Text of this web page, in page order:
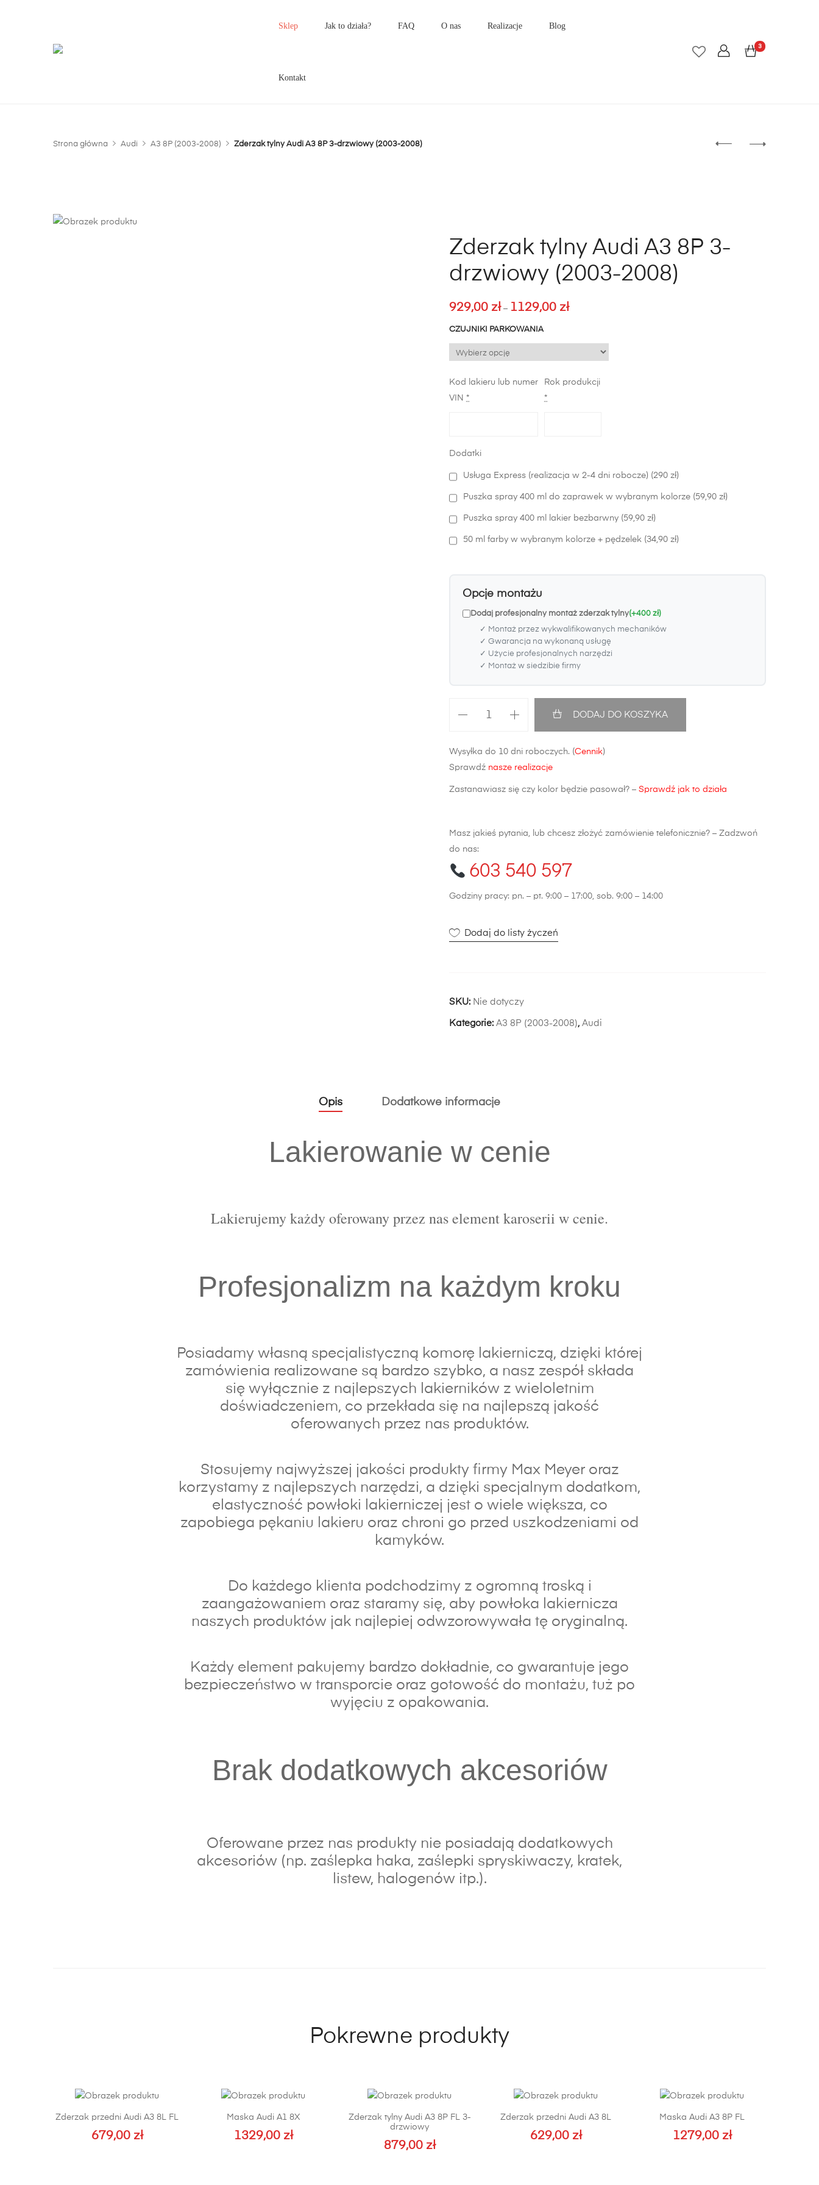
menuSklep Jak to działa? FAQ O nas Realizacje Blog
Kontakt
3
Strona główna Audi A3 8P (2003-2008) Zderzak tylny Audi A3 8P 3-drzwiowy (2003-2008)
Zderzak tylny Audi A3 8P 3-
drzwiowy (2003-2008)
929,00 zł – 1129,00 złZakres
929,00 zł
1129,00 zł
CZUJNIKI PARKOWANIA
Kod lakieru lub numer
VIN *
Rok produkcji
*
Dodatki
Usługa Express (realizacja w 2-4 dni robocze) (290 zł)
Puszka spray 400 ml do zaprawek w wybranym kolorze (59,90 zł)
Puszka spray 400 ml lakier bezbarwny (59,90 zł)
50 ml farby w wybranym kolorze + pędzelek (34,90 zł)
Opcje montażu
Dodaj profesjonalny montaż zderzak tylny(+400 zł)
✓ Montaż przez wykwalifikowanych mechaników
✓ Gwarancja na wykonaną usługę
✓ Użycie profesjonalnych narzędzi
✓ Montaż w siedzibie firmy
Audi
A3
8P
(2003-
2008)
DODAJ DO KOSZYKA
Wysyłka do 10 dni roboczych. (Cennik)
Sprawdź nasze realizacje
Zastanawiasz się czy kolor będzie pasował? – Sprawdź jak to działa
Masz jakieś pytania, lub chcesz złożyć zamówienie telefonicznie? – Zadzwoń
do nas:
603 540 597
Godziny pracy: pn. – pt. 9:00 – 17:00, sob. 9:00 – 14:00
Dodaj do listy życzeń
SKU: Nie dotyczy
Kategorie: A3 8P (2003-2008), Audi
Opis Dodatkowe informacje
Lakierowanie w cenie
Lakierujemy każdy oferowany przez nas element karoserii w cenie.
Profesjonalizm na każdym kroku
Posiadamy własną specjalistyczną komorę lakierniczą, dzięki której
zamówienia realizowane są bardzo szybko, a nasz zespół składa
się wyłącznie z najlepszych lakierników z wieloletnim
doświadczeniem, co przekłada się na najlepszą jakość
oferowanych przez nas produktów.
Stosujemy najwyższej jakości produkty firmy Max Meyer oraz
korzystamy z najlepszych narzędzi, a dzięki specjalnym dodatkom,
elastyczność powłoki lakierniczej jest o wiele większa, co
zapobiega pękaniu lakieru oraz chroni go przed uszkodzeniami od
kamyków.
Do każdego klienta podchodzimy z ogromną troską i
zaangażowaniem oraz staramy się, aby powłoka lakiernicza
naszych produktów jak najlepiej odwzorowywała tę oryginalną.
Każdy element pakujemy bardzo dokładnie, co gwarantuje jego
bezpieczeństwo w transporcie oraz gotowość do montażu, tuż po
wyjęciu z opakowania.
Brak dodatkowych akcesoriów
Oferowane przez nas produkty nie posiadają dodatkowych
akcesoriów (np. zaślepka haka, zaślepki spryskiwaczy, kratek,
listew, halogenów itp.).
Pokrewne produkty
Zderzak przedni Audi A3 8L FL
679,00 zł
Maska Audi A1 8X
1329,00 zł
Zderzak tylny Audi A3 8P FL 3-
drzwiowy
879,00 zł
Zderzak przedni Audi A3 8L
629,00 zł
Maska Audi A3 8P FL
1279,00 zł